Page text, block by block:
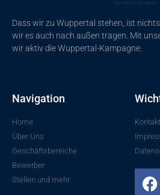
Dass wir zu Wuppertal stehen, ist
wir es auch nach außen tragen. Mit
wir aktiv die Wuppertal-Kampagne.
Navigation
Home
Über Uns
Geschäftsbereiche
Bewerber
Stellen und mehr
Kontakt